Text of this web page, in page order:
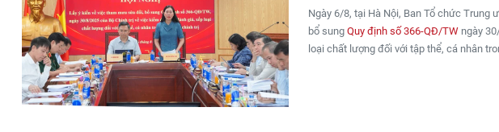
Ngày 6/8, tại Hà Nội, Ban Tổ chức Trung
bổ sung Quy định số 366-QĐ/TW ngày
loại chất lượng đối với tập thể, cá nhân